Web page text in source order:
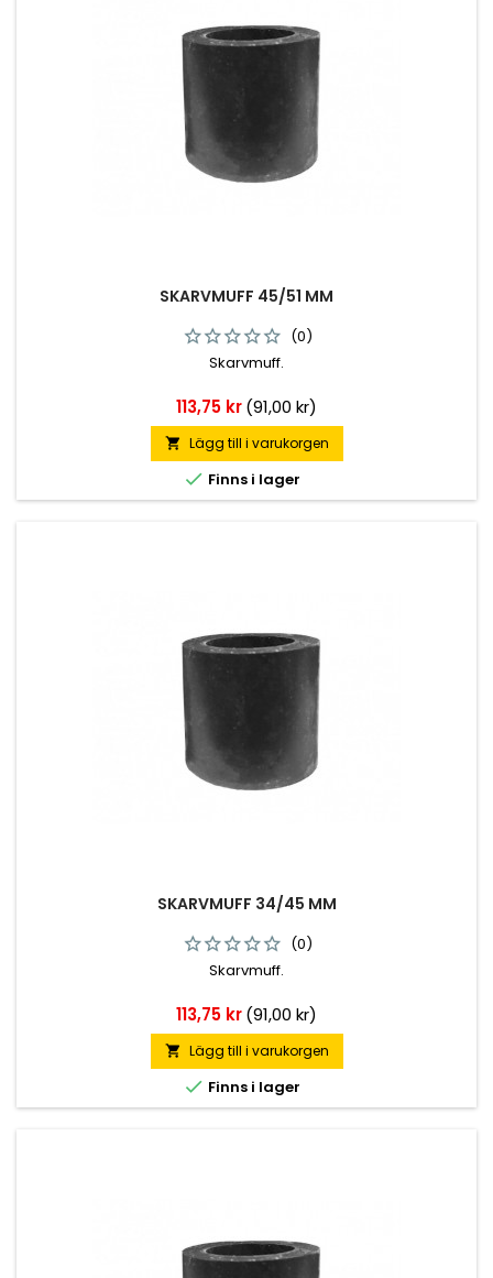
SKARVMUFF 45/51 MM
(0)
Skarvmuff.
Pris
113,75 kr(91,00 kr)
 Lägg till i varukorgen
 Finns i lager
SKARVMUFF 34/45 MM
(0)
Skarvmuff.
Pris
113,75 kr(91,00 kr)
 Lägg till i varukorgen
 Finns i lager